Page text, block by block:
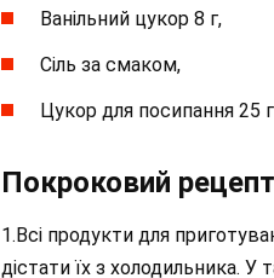
Ванільний цукор 8 г,
Сіль за смаком,
Цукор для посипання 25 г
Покроковий
1.Всі продукти для
дістати їх з холодильника.